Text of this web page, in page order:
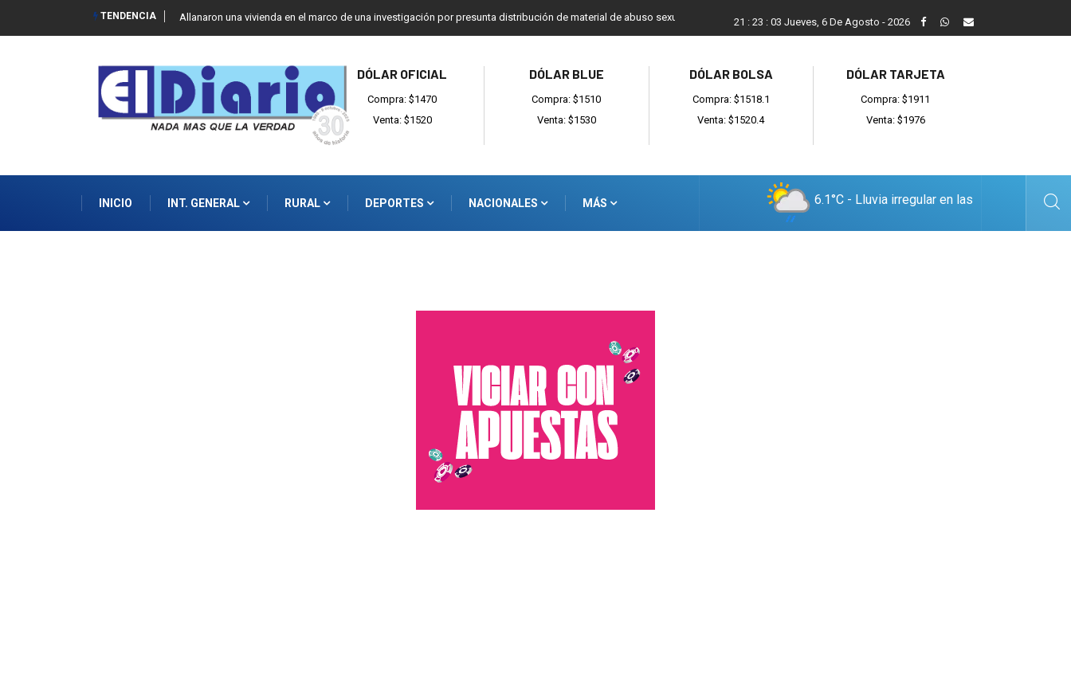
TENDENCIA Allanaron una vivienda en el marco de una investigación por presunta distribución de material de abuso sexual infantil Guillermo Lombardo: "Ya no alcanzan las palabras, hacen
21 : 23 : 04 Jueves, 6 De Agosto - 2026
DÓLAR OFICIAL
Compra: $1470
Venta: $1520
DÓLAR BLUE
Compra: $1510
Venta: $1530
DÓLAR BOLSA
Compra: $1518.1
Venta: $1520.4
DÓLAR TARJETA
Compra: $1911
Venta: $1976
INICIO INT. GENERAL RURAL DEPORTES NACIONALES MÁS 6.1°C - Lluvia irregular en las